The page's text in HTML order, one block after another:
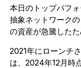
本日のトップパフ
抽象ネットワーク
の資産が急騰した
2021年にローンチ
は、2024年12月時